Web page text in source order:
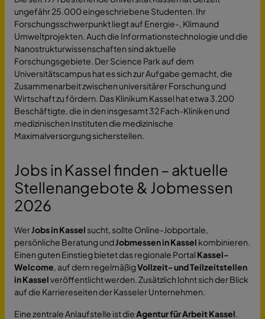
ungefähr 25.000 eingeschriebene Studenten. Ihr
Forschungsschwerpunkt liegt auf Energie-, Klimaund
Umweltprojekten. Auch die Informationstechnologie und die
Nanostrukturwissenschaften sind aktuelle
Forschungsgebiete. Der Science Park auf dem
Universitätscampus hat es sich zur Aufgabe gemacht, die
Zusammenarbeit zwischen universitärer Forschung und
Wirtschaft zu fördern. Das Klinikum Kassel hat etwa 3.200
Beschäftigte, die in den insgesamt 32 Fach-Kliniken und
medizinischen Instituten die medizinische
Maximalversorgung sicherstellen.
Jobs in Kassel finden – aktuelle
Stellenangebote & Jobmessen
2026
WerJobs in Kassel sucht, sollte Online-Jobportale,
persönliche Beratung undJobmessen in Kassel kombinieren.
Einen guten Einstieg bietet das regionale Portal Kassel-
Welcome, auf dem regelmäßigVollzeit- und Teilzeitstellen
in Kasselveröffentlicht werden. Zusätzlich lohnt sich der Blick
auf die Karriereseiten der Kasseler Unternehmen.
Eine zentrale Anlaufstelle ist dieAgentur für Arbeit Kassel.